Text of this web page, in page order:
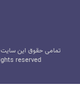
تمامی حقوق این سایت
reserved